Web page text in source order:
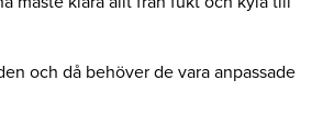
och då behöver de vara anpassade